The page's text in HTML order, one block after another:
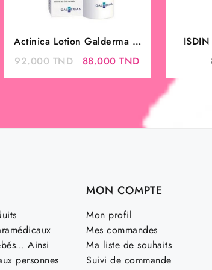
Actinica Lotion Galderma –
Protection Solaire SPF 50+ &
Prévention
92.000TND
Le
92.000 TND.
88.000TNDLe
actuel
est :
88.000 TND.
ISDIN
Ainsi
personnes
MON COMPTE
Mon profil
Mes commandes
Ma liste de souhaits
Suivi de commande